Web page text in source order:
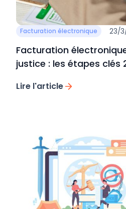
Facturation électronique 23/
Facturation
justice : les étapes clés
Lire l'article